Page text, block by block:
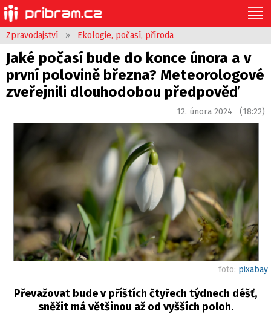
Zpravodajství » Ekologie, počasí, příroda
Jaké počasí bude do konce února a v
první polovině března? Meteorologové
zveřejnili dlouhodobou předpověď
12. února 2024 (18:22)
foto: pixabay
Převažovat bude v příštích čtyřech týdnech déšť,
sněžit má většinou až od vyšších poloh.